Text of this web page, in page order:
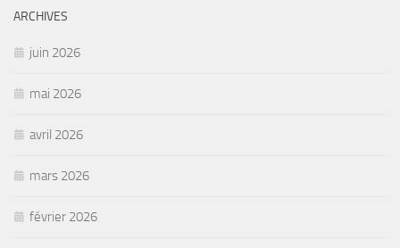
ARCHIVES
juin 2026
mai 2026
avril 2026
mars 2026
février 2026